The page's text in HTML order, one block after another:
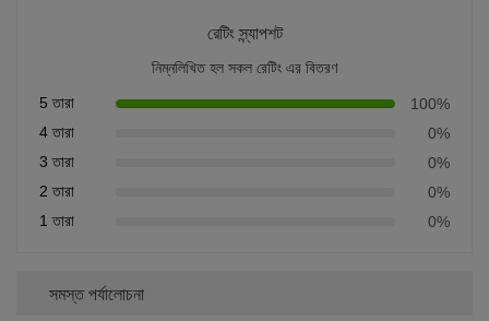
রেটিং স্ন্যাপশট
নিম্নলিখিত হল সকল রেটিং এর বিতরণ
5 তারা
100%
4 তারা
0%
3 তারা
0%
2 তারা
0%
1 তারা
0%
সমস্ত পর্যালোচনা